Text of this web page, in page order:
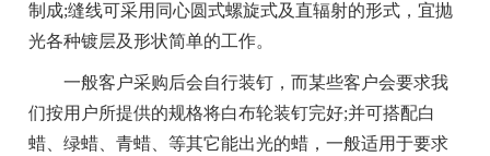
制成;缝线可采用同心圆式螺旋式及直辐射的形式，宜抛
光各种镀层及形状简单的工作。
一般客户采购后会自行装钉，而某些客户会要求我
们按用户所提供的规格将白布轮装钉完好;并可搭配白
蜡、绿蜡、青蜡、等其它能出光的蜡，一般适用于要求